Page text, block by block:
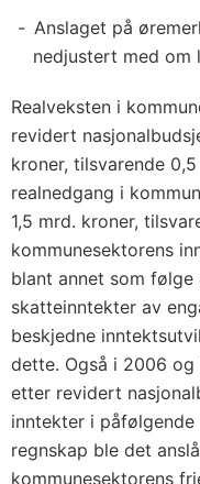
Anslaget på
nedjustert med om
Realveksten i
revidert
kroner, tilsvarende
realnedgang i
1,5 mrd. kroner,
kommunesektorens
blant annet som
skatteinntekter av
beskjedne
dette. Også i 2006
etter revidert
inntekter i påfølgende
regnskap ble det
kommunesektorens